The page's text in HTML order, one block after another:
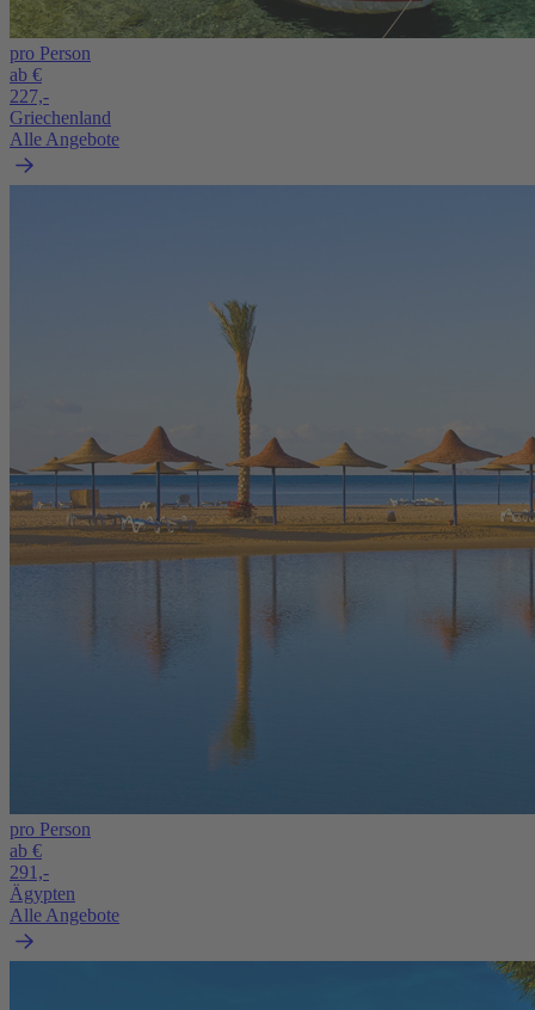
pro Person
ab €
227,-
Griechenland
Alle Angebote
pro Person
ab €
291,-
Ägypten
Alle Angebote